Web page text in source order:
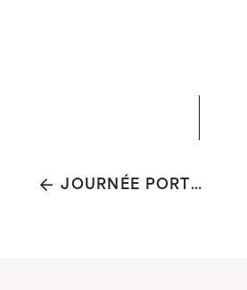
JOURNÉE PORTES OUVERTES DU CENTRE DE PRÉVENTION DE LA TUBERCULOSE DE BRUXELLES